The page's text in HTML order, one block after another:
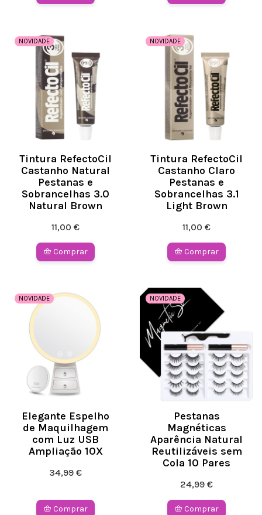
NOVIDADE
Tintura RefectoCil
Castanho Natural
Pestanas e
Sobrancelhas 3.0
Natural Brown
11,00 €
Comprar
NOVIDADE
Tintura RefectoCil
Castanho Claro
Pestanas e
Sobrancelhas 3.1
Light Brown
11,00 €
Comprar
NOVIDADE
Elegante Espelho
de Maquilhagem
com Luz USB
Ampliação 10X
34,99 €
Comprar
NOVIDADE
Pestanas
Magnéticas
Aparência Natural
Reutilizáveis sem
Cola 10 Pares
24,99 €
Comprar